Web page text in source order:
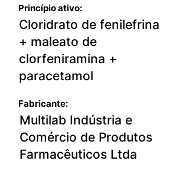
Princípio ativo:
Cloridrato de fenilefrina
+ maleato de
clorfeniramina +
paracetamol
Fabricante:
Multilab Indústria e
Comércio de Produtos
Farmacêuticos Ltda